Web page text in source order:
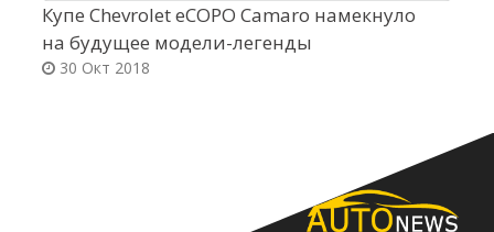
Купе Chevrolet eCOPO Camaro намекнуло
на будущее модели-легенды
30 Окт 2018